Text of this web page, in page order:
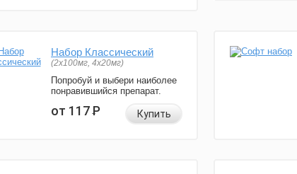
Набор Классический
(2x100мг, 4x20мг)
Попробуй и выбери наиболее
понравившийся препарат.
от 117Р Купить